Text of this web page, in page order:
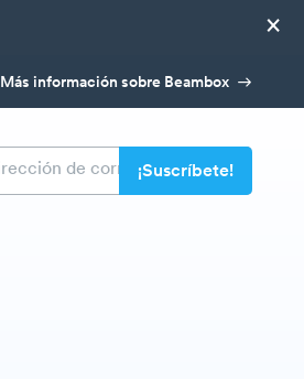
×
Más información sobre Beambox